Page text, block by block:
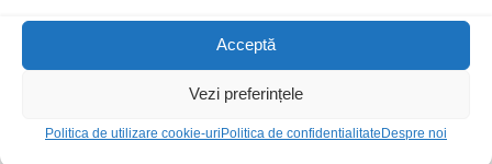
Acceptă
Vezi preferințele
Politica de utilizare cookie-uriPolitica de confidentialitateDespre noi
Informatii